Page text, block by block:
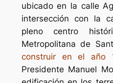
ubicado en la calle
intersección con la
pleno centro
Metropolitana de
construir en el año
Presidente Manuel